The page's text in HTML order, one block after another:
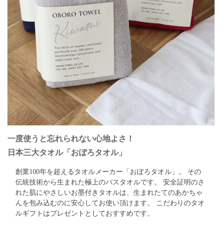
一度使うと忘れられない心地よさ！
日本三大タオル「おぼろタオル」
創業100年を超えるタオルメーカー「おぼろタオル」。
その
伝統技術から生まれた極上のバスタオルです。
安全証明のさ
れた肌にやさしいお墨付きタオルは、生まれたてのあかちゃ
んを包み込むのに安心してお使い頂けます。
こだわりのタオ
ルギフトはプレゼントとしておすすめです。